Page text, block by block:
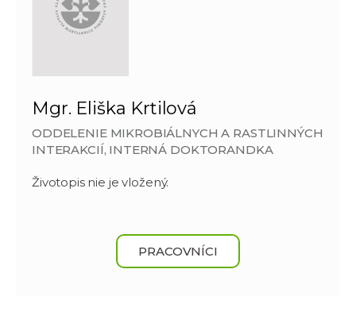
Mgr. Eliška Krtilová
ODDELENIE MIKROBIÁLNYCH A RASTLINNÝCH
INTERAKCIÍ, INTERNÁ DOKTORANDKA
Životopis nie je vložený.
PRACOVNÍCI